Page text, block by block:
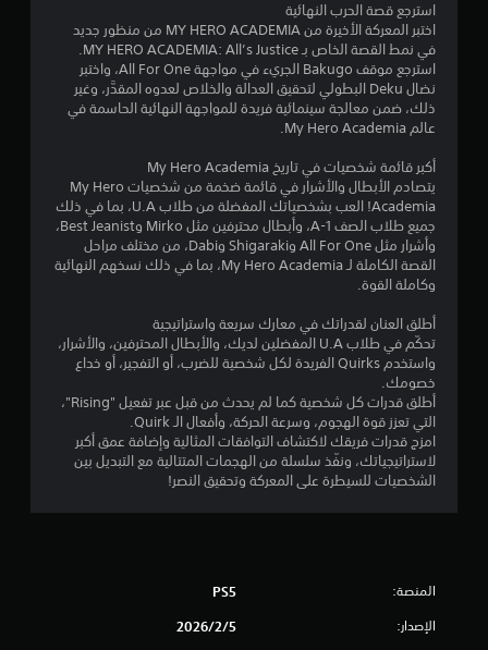
ج
م
ا
ي
1
7
8
م
ن
ا
ل
استرجع قصة الحرب النهائية
اختبر المعركة الأخيرة من MY HERO ACADEMIA من منظور جديد
في نمط القصة الخاص بـ MY HERO ACADEMIA: All’s Justice.
استرجع موقف Bakugo الجريء في مواجهة All For One، واختبر
نضال Deku البطولي لتحقيق العدالة والخلاص لعدوه المقدَّر، وغير
ذلك، ضمن معالجة سينمائية فريدة للمواجهة النهائية الحاسمة في
عالم My Hero Academia.
أكبر قائمة شخصيات في تاريخ My Hero Academia
يتصادم الأبطال والأشرار في قائمة ضخمة من شخصيات My Hero
Academia! العب بشخصياتك المفضلة من طلاب U.A، بما في ذلك
جميع طلاب الصف 1-A، وأبطال محترفين مثل Mirko وBest Jeanist،
وأشرار مثل All For One وShigaraki وDabi، من مختلف مراحل
القصة الكاملة لـ My Hero Academia، بما في ذلك نسخهم النهائية
وكاملة القوة.
أطلق العنان لقدراتك في معارك سريعة واستراتيجية
تحكّم في طلاب U.A المفضلين لديك، والأبطال المحترفين، والأشرار،
واستخدم Quirks الفريدة لكل شخصية للضرب، أو التفجير، أو خداع
خصومك.
أطلق قدرات كل شخصية كما لم يحدث من قبل عبر تفعيل "Rising"،
التي تعزز قوة الهجوم، وسرعة الحركة، وأفعال الـ Quirk.
امزج قدرات فريقك لاكتشاف التوافقات المثالية وإضافة عمق أكبر
لاستراتيجياتك، ونفّذ سلسلة من الهجمات المتتالية مع التبديل بين
الشخصيات للسيطرة على المعركة وتحقيق النصر!
المنصة: PS5
الإصدار: 5‏/2‏/2026